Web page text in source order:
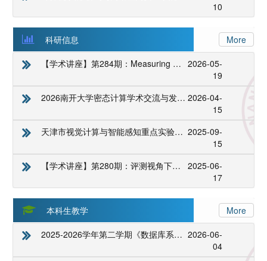
10
科研信息
More
【学术讲座】第284期：Measuring Low-Earth Orbit Satellite Networks
2026-05-
19
2026南开大学密态计算学术交流与发展论坛详细议程 2026-04-
15
天津市视觉计算与智能感知重点实验室2025年度开放课题资助公示 2025-09-
15
【学术讲座】第280期：评测视角下的智能模型发展趋势
2025-06-
17
本科生教学
More
2025-2026学年第二学期《数据库系统》上机考试通知 2026-06-
04